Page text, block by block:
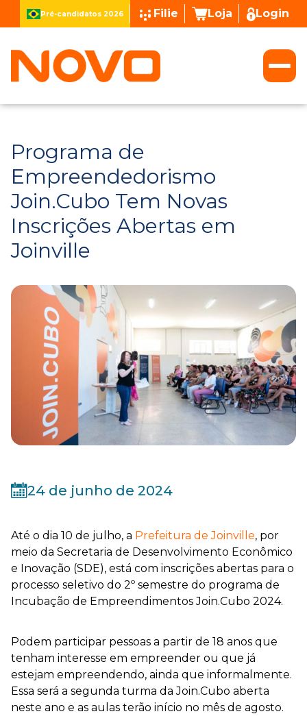
Pré-candidatos 2026 Filie Loja Login
Programa de
Empreendedorismo
Join.Cubo Tem Novas
Inscrições Abertas em
Joinville
24 de junho de 2024
Até o dia 10 de julho, a Prefeitura de Joinville, por
meio da Secretaria de Desenvolvimento Econômico
e Inovação (SDE), está com inscrições abertas para o
processo seletivo do 2º semestre do programa de
Incubação de Empreendimentos Join.Cubo 2024.
Podem participar pessoas a partir de 18 anos que
tenham interesse em empreender ou que já
estejam empreendendo, ainda que informalmente.
Essa será a segunda turma da Join.Cubo aberta
neste ano e as aulas terão início no mês de agosto.